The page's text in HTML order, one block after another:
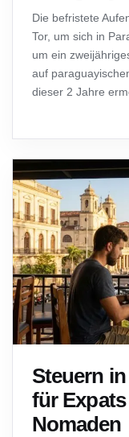
Die befristete
Tor, um sich in
um ein
auf
dieser 2 Jahre
Steuern
für
Nomaden